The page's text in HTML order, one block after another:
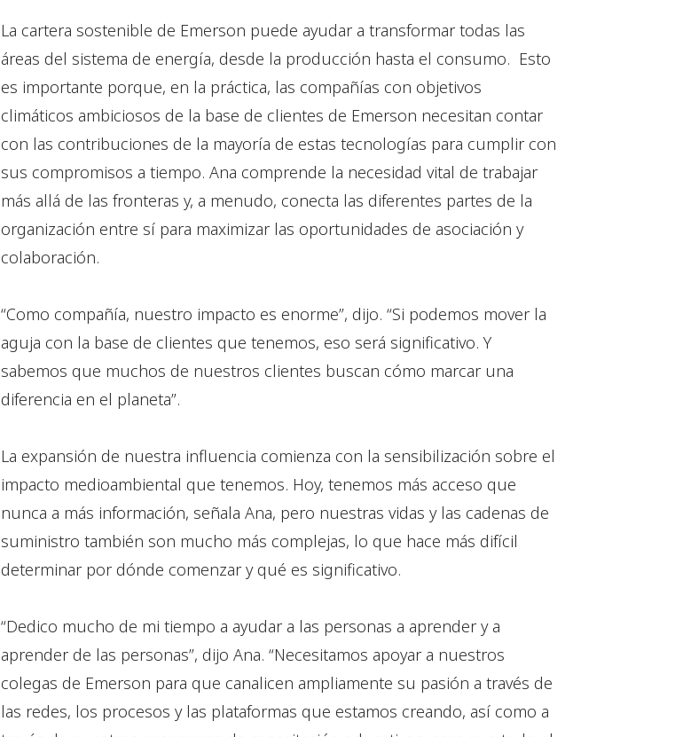
La cartera sostenible de Emerson puede ayudar a transformar todas las
áreas del sistema de energía, desde la producción hasta el consumo. Esto
es importante porque, en la práctica, las compañías con objetivos
climáticos ambiciosos de la base de clientes de Emerson necesitan contar
con las contribuciones de la mayoría de estas tecnologías para cumplir con
sus compromisos a tiempo. Ana comprende la necesidad vital de trabajar
más allá de las fronteras y, a menudo, conecta las diferentes partes de la
organización entre sí para maximizar las oportunidades de asociación y
colaboración.
“Como compañía, nuestro impacto es enorme”, dijo. “Si podemos mover la
aguja con la base de clientes que tenemos, eso será significativo. Y
sabemos que muchos de nuestros clientes buscan cómo marcar una
diferencia en el planeta”.
La expansión de nuestra influencia comienza con la sensibilización sobre el
impacto medioambiental que tenemos. Hoy, tenemos más acceso que
nunca a más información, señala Ana, pero nuestras vidas y las cadenas de
suministro también son mucho más complejas, lo que hace más difícil
determinar por dónde comenzar y qué es significativo.
“Dedico mucho de mi tiempo a ayudar a las personas a aprender y a
aprender de las personas”, dijo Ana. “Necesitamos apoyar a nuestros
colegas de Emerson para que canalicen ampliamente su pasión a través de
las redes, los procesos y las plataformas que estamos creando, así como a